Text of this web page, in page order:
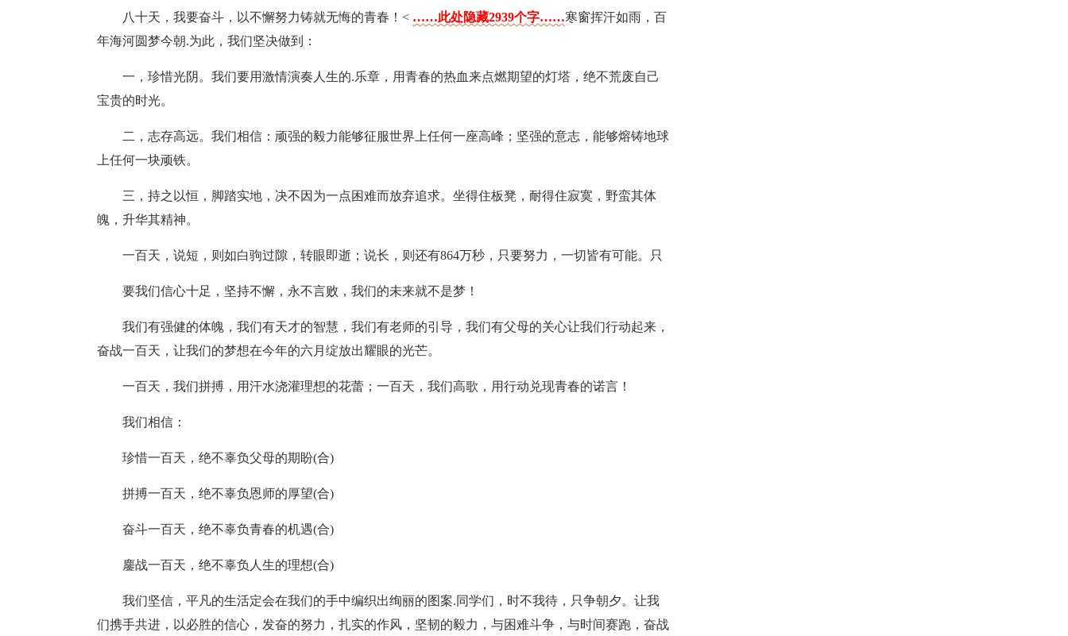
八十天，我要奋斗，以不懈努力铸就无悔的青春！< ……此处隐藏2939个字……寒窗挥汗如雨，百
年海河圆梦今朝.为此，我们坚决做到：
一，珍惜光阴。我们要用激情演奏人生的.乐章，用青春的热血来点燃期望的灯塔，绝不荒废自己
宝贵的时光。
二，志存高远。我们相信：顽强的毅力能够征服世界上任何一座高峰；坚强的意志，能够熔铸地球
上任何一块顽铁。
三，持之以恒，脚踏实地，决不因为一点困难而放弃追求。坐得住板凳，耐得住寂寞，野蛮其体
魄，升华其精神。
一百天，说短，则如白驹过隙，转眼即逝；说长，则还有864万秒，只要努力，一切皆有可能。只
要我们信心十足，坚持不懈，永不言败，我们的未来就不是梦！
我们有强健的体魄，我们有天才的智慧，我们有老师的引导，我们有父母的关心让我们行动起来，
奋战一百天，让我们的梦想在今年的六月绽放出耀眼的光芒。
一百天，我们拼搏，用汗水浇灌理想的花蕾；一百天，我们高歌，用行动兑现青春的诺言！
我们相信：
珍惜一百天，绝不辜负父母的期盼(合)
拼搏一百天，绝不辜负恩师的厚望(合)
奋斗一百天，绝不辜负青春的机遇(合)
鏖战一百天，绝不辜负人生的理想(合)
我们坚信，平凡的生活定会在我们的手中编织出绚丽的图案.同学们，时不我待，只争朝夕。让我
们携手共进，以必胜的信心，发奋的努力，扎实的作风，坚韧的毅力，与困难斗争，与时间赛跑，奋战